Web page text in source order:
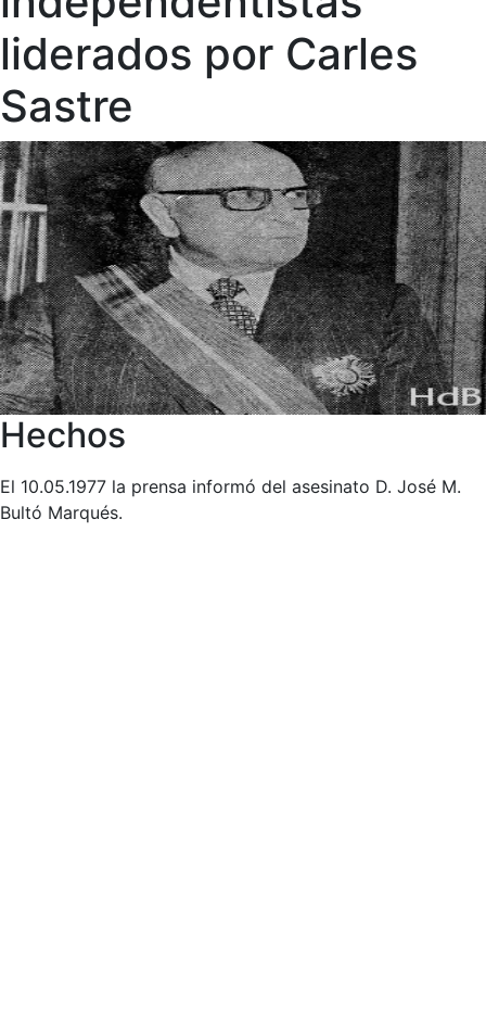
liderados por Carles
Sastre
Hechos
El 10.05.1977 la prensa informó del asesinato D. José M.
Bultó Marqués.